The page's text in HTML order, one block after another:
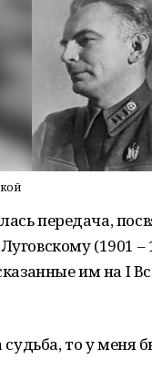
передача,
(1901 –
им на I
то у меня